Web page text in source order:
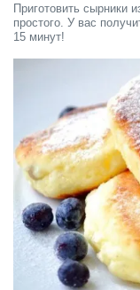
Приготовить сырники
простого. У вас
15 минут!